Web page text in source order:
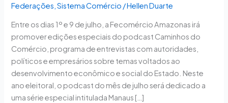
Federações,Sistema Comércio /Hellen Duarte
Entre os dias 1º e 9 de julho, a Fecomércio Amazonas irá
promover edições especiais do podcast Caminhos do
Comércio, programa de entrevistas com autoridades,
políticos e empresários sobre temas voltados ao
desenvolvimento econômico e social do Estado. Neste
ano eleitoral, o podcast do mês de julho será dedicado a
uma série especial intitulada Manaus […]
do
Comércio